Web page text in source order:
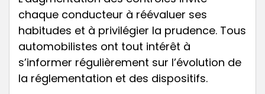
chaque conducteur à réévaluer ses
habitudes et à privilégier la prudence. Tous
automobilistes ont tout intérêt à
s’informer régulièrement sur l’évolution de
la réglementation et des dispositifs.